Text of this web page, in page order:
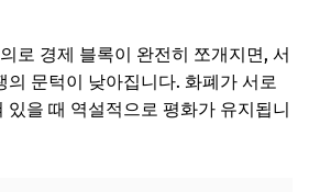
로 경제 블록이 완전히 쪼개지면, 서
의 문턱이 낮아집니다. 화폐가 서로
있을 때 역설적으로 평화가 유지됩니